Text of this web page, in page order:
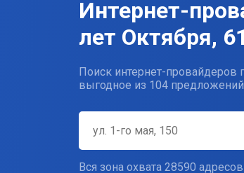
Интернет-
лет Октября,
Поиск интернет-провайдеров
выгодное из 104
Вся зона охвата 28590